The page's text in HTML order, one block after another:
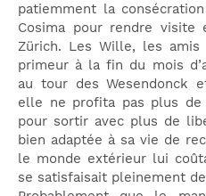
patiemment la
Cosima pour rendre visite
Zürich. Les Wille, les
primeur à la fin du mois
au tour des Wesendonck
elle ne profita pas plus de
pour sortir avec plus de
bien adaptée à sa vie de
le monde extérieur lui
se satisfaisait pleinement